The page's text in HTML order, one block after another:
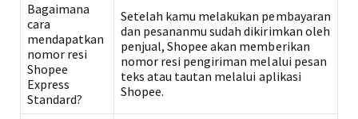
Bagaimana
cara
mendapatkan
nomor resi
Shopee
Express
Standard?
Setelah kamu melakukan pembayaran
dan pesananmu sudah dikirimkan oleh
penjual, Shopee akan memberikan
nomor resi pengiriman melalui pesan
teks atau tautan melalui aplikasi
Shopee.